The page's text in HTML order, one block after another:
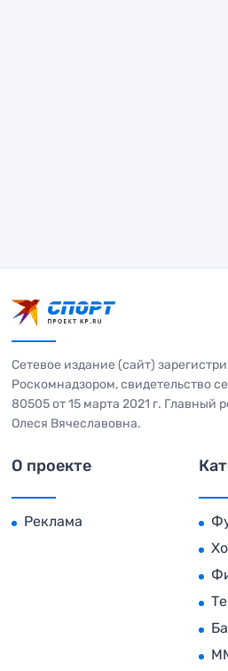
Сетевое издание (сайт)
Роскомнадзором, свидетельство
80505 от 15 марта 2021 г. Главный
Олеся Вячеславовна.
О проекте
Реклама